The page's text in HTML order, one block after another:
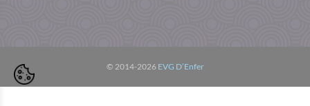
© 2014-2026 EVG D’Enfer